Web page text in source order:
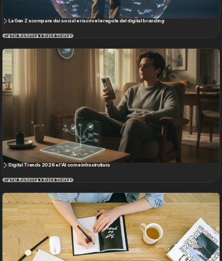
La Gen Z scompare dai social e riscrive le regole del digital branding
Digital Marketing e Brand Strategy
Digital Trends 2026 e l’AI come infrastruttura
Digital Marketing e Brand Strategy